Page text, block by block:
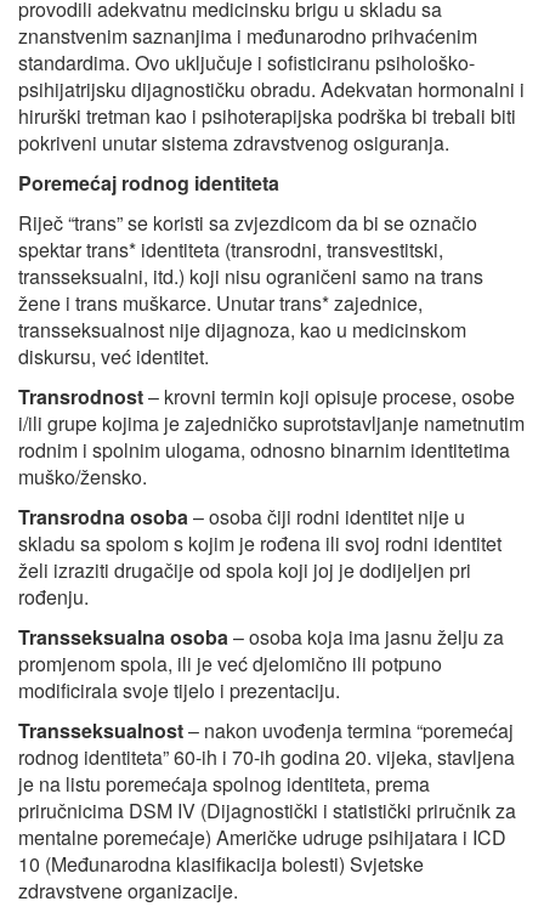
provodili adekvatnu medicinsku brigu u skladu sa
znanstvenim saznanjima i međunarodno prihvaćenim
standardima. Ovo uključuje i sofisticiranu psihološko-
psihijatrijsku dijagnostičku obradu. Adekvatan hormonalni i
hirurški tretman kao i psihoterapijska podrška bi trebali biti
pokriveni unutar sistema zdravstvenog osiguranja.
Poremećaj rodnog identiteta
Riječ “trans” se koristi sa zvjezdicom da bi se označio
spektar trans* identiteta (transrodni, transvestitski,
transseksualni, itd.) koji nisu ograničeni samo na trans
žene i trans muškarce. Unutar trans* zajednice,
transseksualnost nije dijagnoza, kao u medicinskom
diskursu, već identitet.
Transrodnost– krovni termin koji opisuje procese, osobe
i/ili grupe kojima je zajedničko suprotstavljanje nametnutim
rodnim i spolnim ulogama, odnosno binarnim identitetima
muško/žensko.
Transrodna osoba– osoba čiji rodni identitet nije u
skladu sa spolom s kojim je rođena ili svoj rodni identitet
želi izraziti drugačije od spola koji joj je dodijeljen pri
rođenju.
Transseksualna osoba– osoba koja ima jasnu želju za
promjenom spola, ili je već djelomično ili potpuno
modificirala svoje tijelo i prezentaciju.
Transseksualnost– nakon uvođenja termina “poremećaj
rodnog identiteta” 60-ih i 70-ih godina 20. vijeka, stavljena
je na listu poremećaja spolnog identiteta, prema
priručnicima DSM IV (Dijagnostički i statistički priručnik za
mentalne poremećaje) Američke udruge psihijatara i ICD
10 (Međunarodna klasifikacija bolesti) Svjetske
zdravstvene organizacije.